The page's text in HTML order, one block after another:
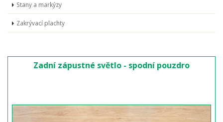
Stany a markýzy
Zakrývací plachty
Zadní zápustné světlo - spodní pouzdro